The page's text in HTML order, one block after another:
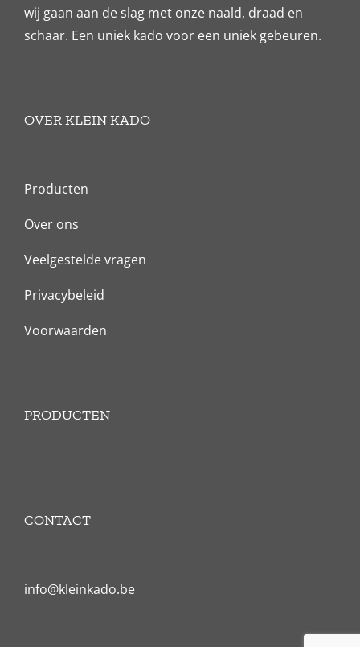
wij gaan aan de slag met onze naald, draad en
schaar. Een uniek kado voor een uniek gebeuren.
OVER KLEIN KADO
Producten
Over ons
Veelgestelde vragen
Privacybeleid
Voorwaarden
PRODUCTEN
CONTACT
info@kleinkado.be